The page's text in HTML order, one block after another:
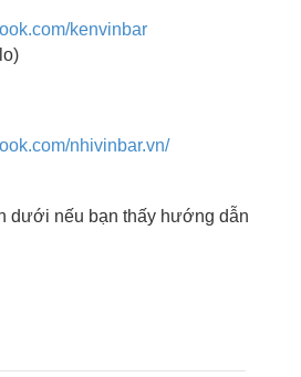
kenvinbar
nhivinbar.vn/
dưới nếu bạn thấy hướng dẫn